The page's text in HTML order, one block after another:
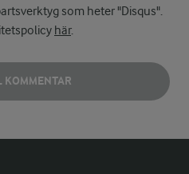
som heter "Disqus".
här.
KOMMENTAR